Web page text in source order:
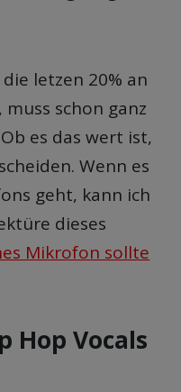
letzen 20% an
schon ganz
es das wert ist,
Wenn es
geht, kann ich
dieses
Mikrofon sollte
Hop Vocals